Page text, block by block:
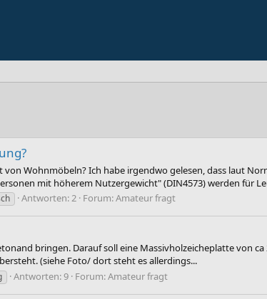
Wohnmöbeln? Ich habe irgendwo gelesen, dass laut
mit höherem Nutzergewicht" (DIN4573) werden für
Antworten: 2 Forum:Amateur fragt
bringen. Darauf soll eine Massivholzeicheplatte von
(siehe Foto/ dort steht es allerdings...
Antworten: 9 Forum:Amateur fragt